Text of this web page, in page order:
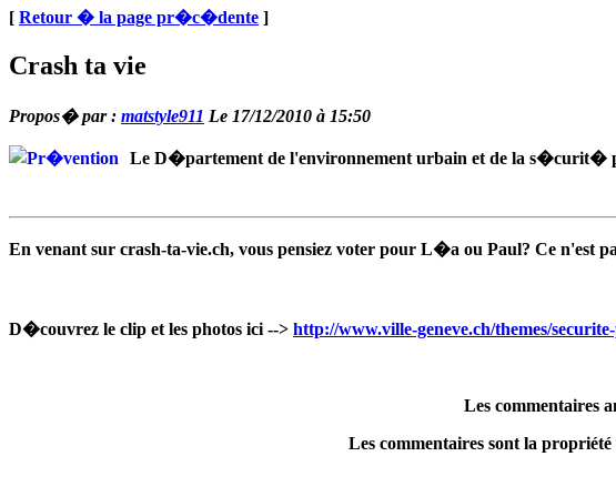
[ Retour � la page pr�c�dente ]
Crash ta vie
Propos� par : matstyle911 Le 17/12/2010 à 15:50
Le D�partement de l'environnement urbain et de la
En venant sur crash-ta-vie.ch, vous pensiez voter pour L�a ou Paul? Ce n'est
D�couvrez le clip et les photos ici --> http://www.ville-geneve.ch/themes/
Les commentaires
Les commentaires sont la propriété